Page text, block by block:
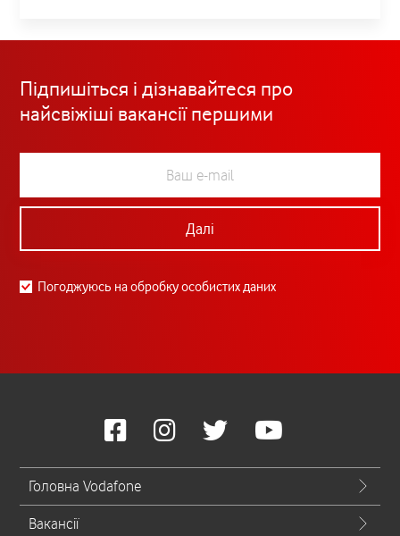
Підпишіться і дізнавайтеся про
найсвіжіші вакансії першими
Далі
Погоджуюсь на обробку особистих даних
Головна Vodafone
Вакансії